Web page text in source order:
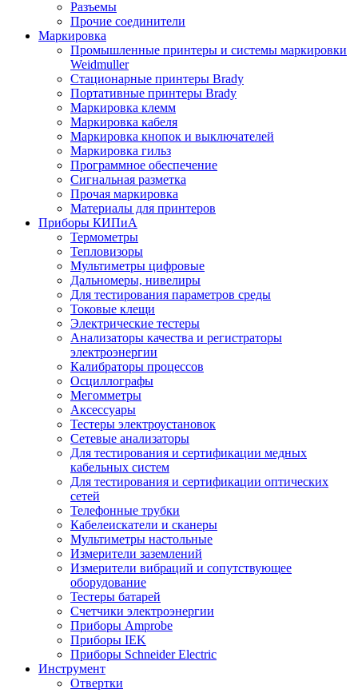
Разъемы
Прочие соединители
Маркировка
Промышленные принтеры и системы маркировки
Weidmuller
Стационарные принтеры Brady
Портативные принтеры Brady
Маркировка клемм
Маркировка кабеля
Маркировка кнопок и выключателей
Маркировка гильз
Программное обеспечение
Сигнальная разметка
Прочая маркировка
Материалы для принтеров
Приборы КИПиА
Термометры
Тепловизоры
Мультиметры цифровые
Дальномеры, нивелиры
Для тестирования параметров среды
Токовые клещи
Электрические тестеры
Анализаторы качества и регистраторы
электроэнергии
Калибраторы процессов
Осциллографы
Мегомметры
Аксессуары
Тестеры электроустановок
Сетевые анализаторы
Для тестирования и сертификации медных
кабельных систем
Для тестирования и сертификации оптических
сетей
Телефонные трубки
Кабелеискатели и сканеры
Мультиметры настольные
Измерители заземлений
Измерители вибраций и сопутствующее
оборудование
Тестеры батарей
Счетчики электроэнергии
Приборы Amprobe
Приборы IEK
Приборы Schneider Electric
Инструмент
Отвертки